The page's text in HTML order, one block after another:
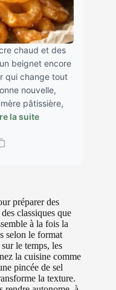
chaud et des
beignet encore
qui change tout
nouvelle,
pâtissière,
la suite
préparer des
classiques que
à la fois la
selon le format
le temps, les
la cuisine comme
pincée de sel
la texture.